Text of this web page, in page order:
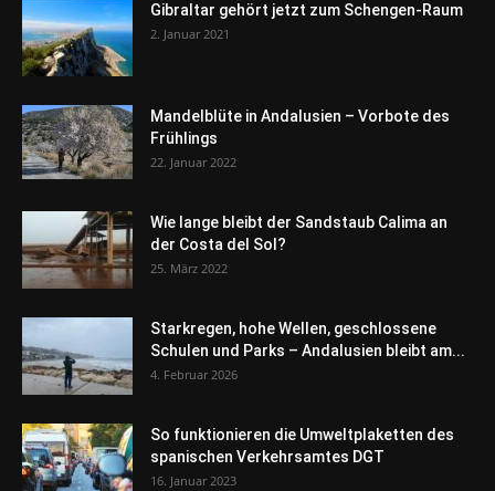
Gibraltar gehört jetzt zum Schengen-Raum
2. Januar 2021
Mandelblüte in Andalusien – Vorbote des
Frühlings
22. Januar 2022
Wie lange bleibt der Sandstaub Calima an
der Costa del Sol?
25. März 2022
Starkregen, hohe Wellen, geschlossene
Schulen und Parks – Andalusien bleibt am...
4. Februar 2026
So funktionieren die Umweltplaketten des
spanischen Verkehrsamtes DGT
16. Januar 2023